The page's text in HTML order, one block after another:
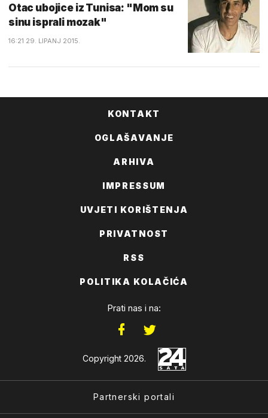
Otac ubojice iz Tunisa: "Mom su
sinu isprali mozak"
16:21 29. LIPANJ 2015.
KONTAKT
OGLAŠAVANJE
ARHIVA
IMPRESSUM
UVJETI KORIŠTENJA
PRIVATNOST
RSS
POLITIKA KOLAČIĆA
Prati nas i na:
Copyright 2026.
Partnerski portali